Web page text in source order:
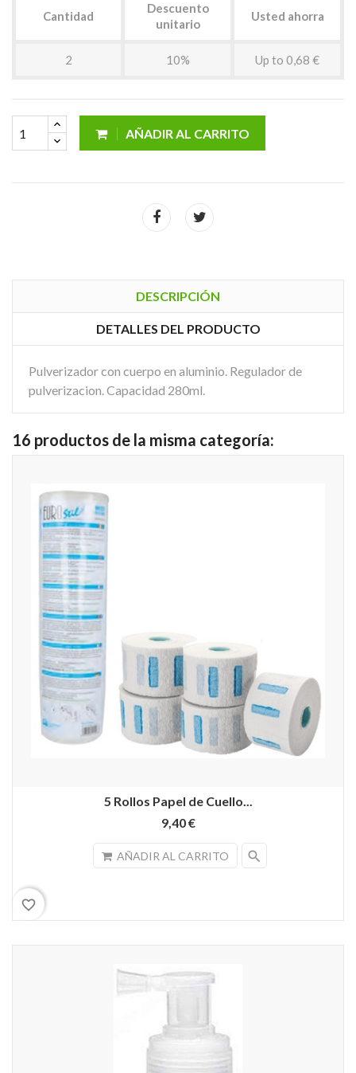
Cantidad
Descuento
unitario
Usted ahorra
2 10% Up to 0,68 €
AÑADIR AL CARRITO
DESCRIPCIÓN
DETALLES DEL PRODUCTO
Pulverizador con cuerpo en aluminio. Regulador de
pulverizacion. Capacidad 280ml.
16 productos de la misma categoría:
5 Rollos Papel de Cuello...
9,40 €
AÑADIR AL CARRITO search
favorite_border